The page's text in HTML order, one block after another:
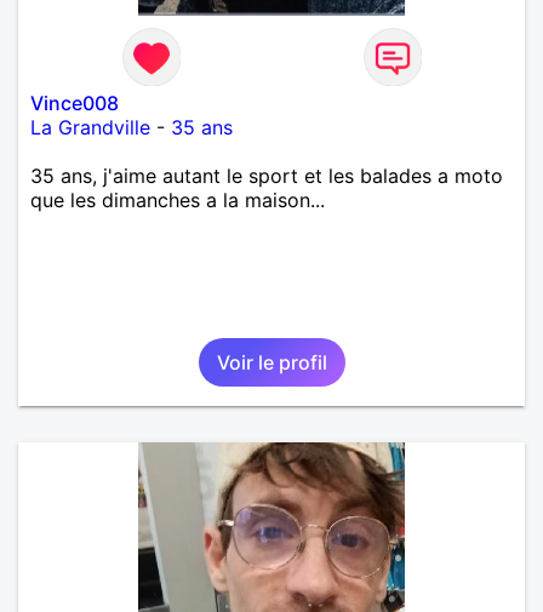
Vince008
La Grandville - 35 ans
35 ans, j'aime autant le sport et les balades a moto
que les dimanches a la maison...
Voir le profil